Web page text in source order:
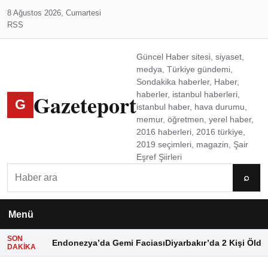
8 Ağustos 2026, Cumartesi
RSS
G Gazeteport
Güncel Haber sitesi, siyaset,
medya, Türkiye gündemi,
Sondakika haberler, Haber,
haberler, istanbul haberleri,
istanbul haber, hava durumu,
memur, öğretmen, yerel haber,
2016 haberleri, 2016 türkiye,
2019 seçimleri, magazin, Şair
Eşref Şiirleri
⌕
Menü
SON
DAKIKA
Endonezya’da Gemi FaciasıDiyarbakır’da 2 Kişi Öldü